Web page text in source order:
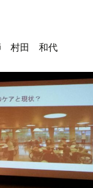
村田 和代